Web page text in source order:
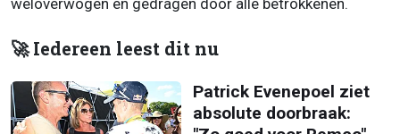
weloverwogen en gedragen door alle betrokkenen.
🚀 Iedereen leest dit nu
Patrick Evenepoel ziet
absolute doorbraak: